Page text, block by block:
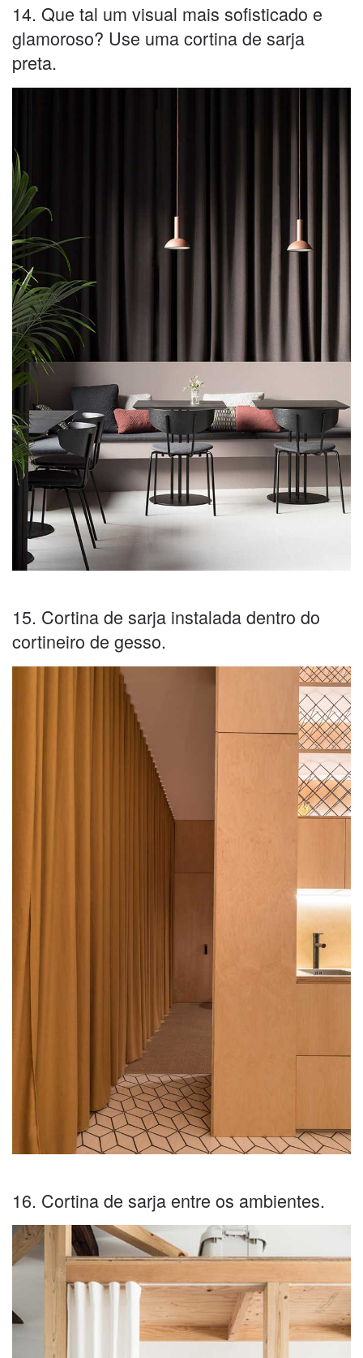
14. Que tal um visual mais sofisticado e
glamoroso? Use uma cortina de sarja
preta.
15. Cortina de sarja instalada dentro do
cortineiro de gesso.
16. Cortina de sarja entre os ambientes.